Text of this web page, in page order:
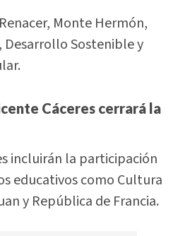
Monte Hermón,
Desarrollo Sostenible y
Cáceres cerrará la
incluirán la participación
educativos como Cultura
y República de Francia.